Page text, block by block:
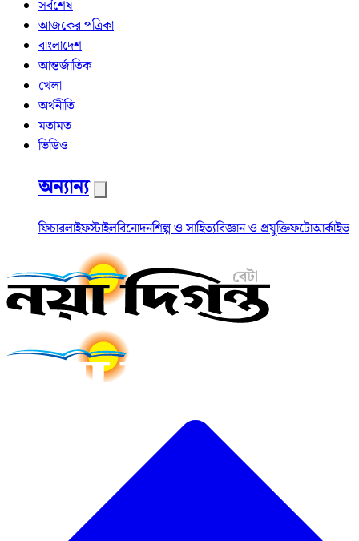
সর্বশেষ
আজকের পত্রিকা
বাংলাদেশ
আন্তর্জাতিক
খেলা
অর্থনীতি
মতামত
ভিডিও
অন্যান্য
ফিচারলাইফস্টাইলবিনোদনশিল্প ও সাহিত্যবিজ্ঞান ও প্রযুক্তিফটোআর্কাইভ